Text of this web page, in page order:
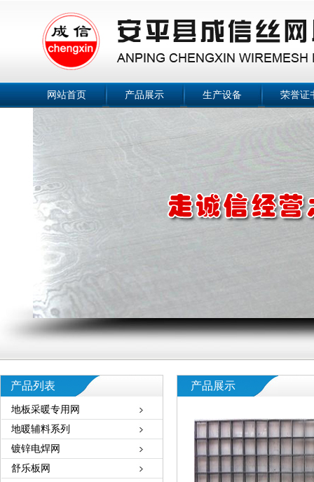
网站首页 产品展示 生产设备 荣誉证
产品列表
地板采暖专用网
地暖辅料系列
镀锌电焊网
舒乐板网
产品展示